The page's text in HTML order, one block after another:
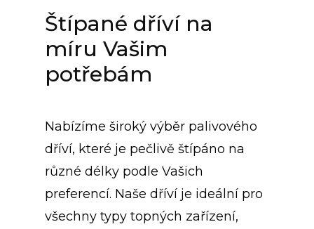
Štípané dříví na
míru Vašim
potřebám
Nabízíme široký výběr palivového
dříví, které je pečlivě štípáno na
různé délky podle Vašich
preferencí. Naše dříví je ideální pro
všechny typy topných zařízení,